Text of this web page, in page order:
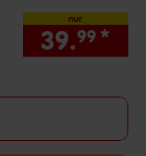
nur
39.99 *